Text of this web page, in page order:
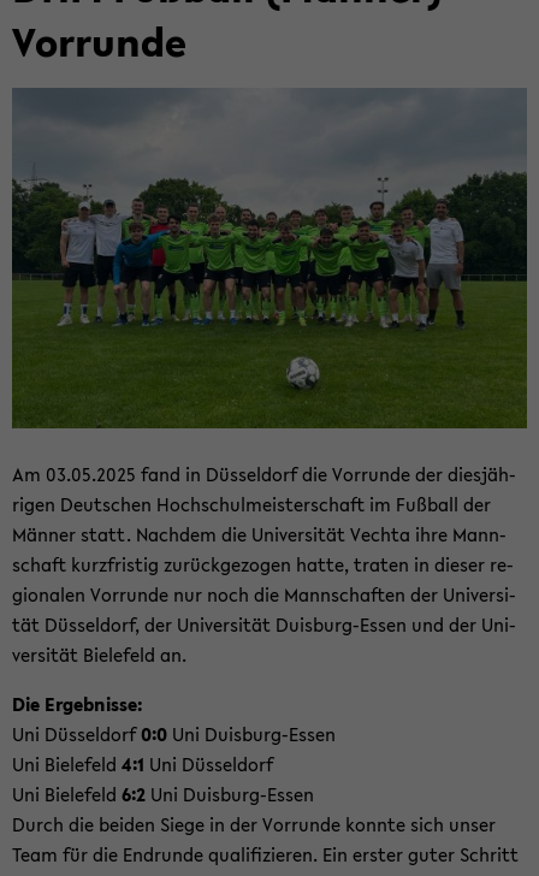
Vor­run­de
Am 03.05.2025 fand in Düs­sel­dorf die Vor­run­de der dies­jäh­
ri­gen Deut­schen Hoch­schul­meis­ter­schaft im Fuß­ball der
Män­ner statt. Nach­dem die Uni­ver­si­tät Vech­ta ihre Mann­
schaft kurz­fris­tig zu­rück­ge­zo­gen hatte, tra­ten in die­ser re­
gio­na­len Vor­run­de nur noch die Mann­schaf­ten der Uni­ver­si­
tät Düs­sel­dorf, der Uni­ver­si­tät Duisburg-​Essen und der Uni­
ver­si­tät Bie­le­feld an.
Die Er­geb­nis­se:
Uni Düs­sel­dorf0:0 Uni Duisburg-​Essen
Uni Bie­le­feld 4:1 Uni Düs­sel­dorf
Uni Bie­le­feld 6:2 Uni Duisburg-​Essen
Durch die bei­den Siege in der Vor­run­de konn­te sich unser
Team für die End­run­de qua­li­fi­zie­ren. Ein ers­ter guter Schritt